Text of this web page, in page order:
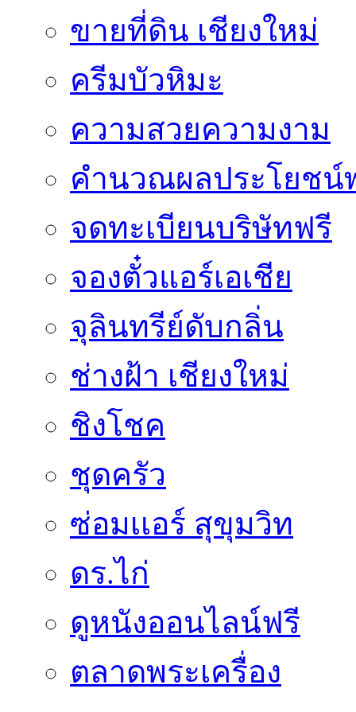
ขายที่ดิน เชียงใหม่
ครีมบัวหิมะ
ความสวยความงาม
คำนวณผลประโยชน์
จดทะเบียนบริษัทฟรี
จองตั๋วแอร์เอเชีย
จุลินทรีย์ดับกลิ่น
ช่างฝ้า เชียงใหม่
ชิงโชค
ชุดครัว
ซ่อมเเอร์ สุขุมวิท
ดร.ไก่
ดูหนังออนไลน์ฟรี
ตลาดพระเครื่อง